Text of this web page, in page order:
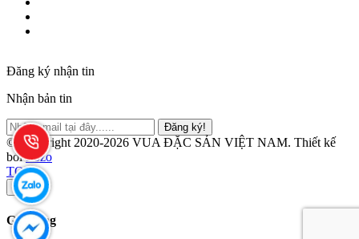
Đăng ký nhận tin
Nhận bản tin
Đăng ký!
© Copyright 2020-2026 VUA ĐẶC SẢN VIỆT NAM. Thiết kế
bởiZozo
TOP
×
Giỏ hàng